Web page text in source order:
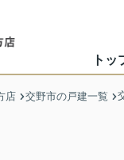
トッ
店 交野市の戸建一覧